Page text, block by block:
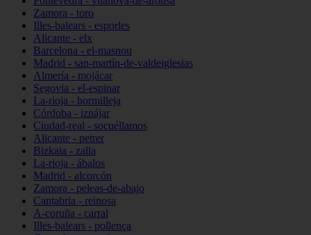
Zamora - toro
Illes-balears - esporles
Alicante - elx
Barcelona - el-masnou
Madrid - san-martín-de-valdeiglesias
Almería - mojácar
Segovia - el-espinar
La-rioja - hormilleja
Córdoba - iznájar
Ciudad-real - socuéllamos
Alicante - petrer
Bizkaia - zalla
La-rioja - ábalos
Madrid - alcorcón
Zamora - peleas-de-abajo
Cantabria - reinosa
A-coruña - carral
Illes-balears - pollença